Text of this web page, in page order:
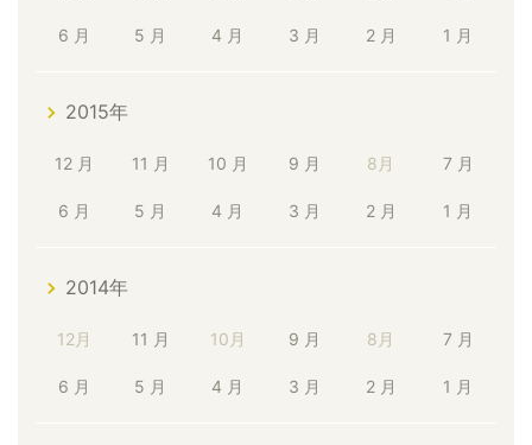
6 月 5 月 4 月 3 月 2 月 1 月
2015年
12 月 11 月 10 月 9 月 8月 7 月
6 月 5 月 4 月 3 月 2 月 1 月
2014年
12月 11 月 10月 9 月 8月 7 月
6 月 5 月 4 月 3 月 2 月 1 月